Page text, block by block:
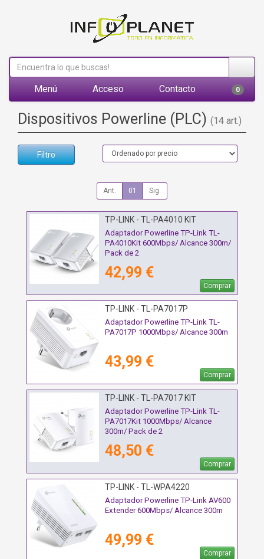
Menú Acceso Contacto 0
Dispositivos Powerline (PLC) (14 art.)
Filtro
Ant. 01 Sig.
TP-LINK - TL-PA4010 KIT
Adaptador Powerline TP-Link TL-
PA4010Kit 600Mbps/ Alcance 300m/
Pack de 2
42,99 €
Comprar
TP-LINK - TL-PA7017P
Adaptador Powerline TP-Link TL-
PA7017P 1000Mbps/ Alcance 300m
43,99 €
Comprar
TP-LINK - TL-PA7017 KIT
Adaptador Powerline TP-Link TL-
PA7017Kit 1000Mbps/ Alcance
300m/ Pack de 2
48,50 €
Comprar
TP-LINK - TL-WPA4220
Adaptador Powerline TP-Link AV600
Extender 600Mbps/ Alcance 300m
49,99 €
Comprar